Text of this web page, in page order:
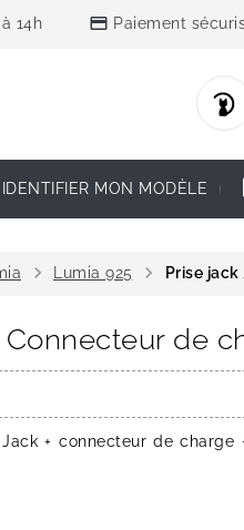
14h credit_card Paiement
IDENTIFIER MON MODÈLE
chevron_right Lumia 925 chevron_right Prise
de
+ connecteur de charge